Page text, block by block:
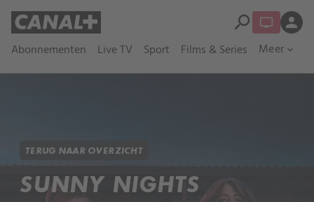
Abonnementen Live TV Sport Films & Series Meer expand_more
search person
TERUG NAAR OVERZICHT
SUNNY NIGHTS